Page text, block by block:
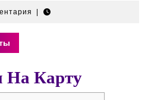
На Карту